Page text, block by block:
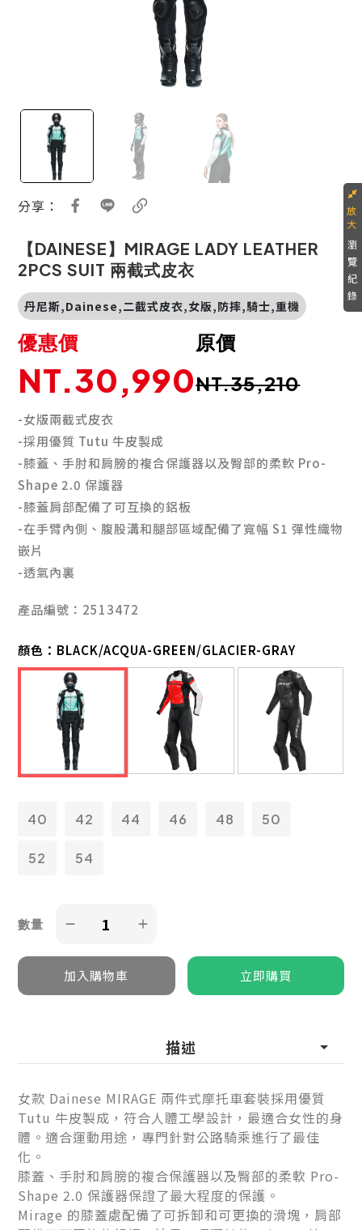
分享：
【DAINESE】MIRAGE LADY LEATHER
2PCS SUIT 兩截式皮衣
丹尼斯,Dainese,二截式皮衣,女版,防摔,騎士,重機
原價
NT.35,210
優惠價
NT.30,990
-女版兩截式皮衣
-採用優質 Tutu牛皮製成
-膝蓋、手肘和肩膀的複合保護器以及臀部的柔軟 Pro-
Shape 2.0 保護器
-膝蓋肩部配備了可互換的鋁板
-在手臂內側、腹股溝和腿部區域配備了寬幅 S1彈性織物
嵌片
-透氣內裏
產品編號：2513472
顏色： BLACK/ACQUA-GREEN/GLACIER-GRAY
40 42 44 46 48 50
52 54
數量
描述
女款 Dainese MIRAGE 兩件式摩托車套裝採用優質
Tutu 牛皮製成，符合人體工學設計，最適合女性的身
體。適合運動用途，專門針對公路騎乘進行了最佳
化。
膝蓋、手肘和肩膀的複合保護器以及臀部的柔軟 Pro-
Shape 2.0 保護器保證了最大程度的保護。
Mirage 的膝蓋處配備了可拆卸和可更換的滑塊，肩部
瀏
覽
紀
錄